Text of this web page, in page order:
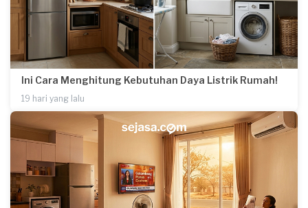
Ini Cara Menghitung Kebutuhan Daya Listrik Rumah!
19 hari yang lalu